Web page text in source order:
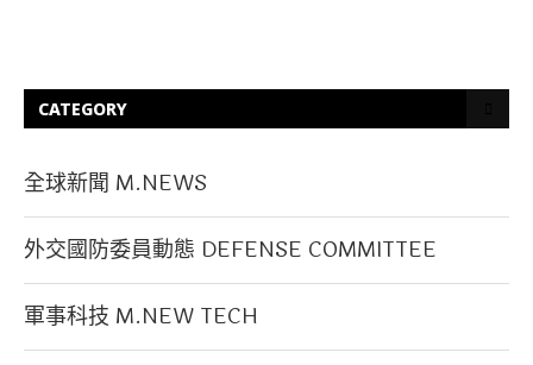
CATEGORY
全球新聞 M.NEWS
外交國防委員動態 DEFENSE COMMITTEE
軍事科技 M.NEW TECH